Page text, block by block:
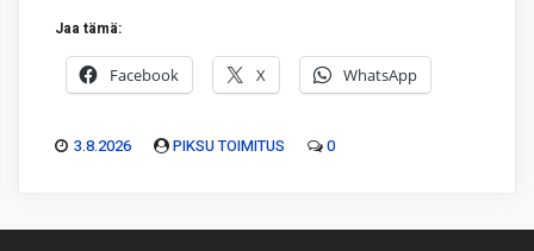
Jaa tämä:
Facebook X WhatsApp
3.8.2026 PIKSU TOIMITUS 0